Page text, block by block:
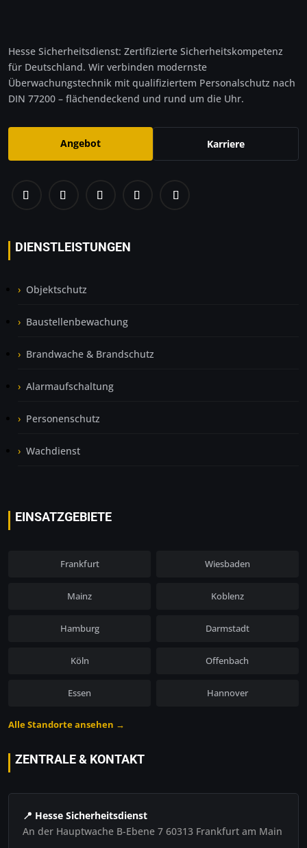
Hesse Sicherheitsdienst: Zertifizierte Sicherheitskompetenz
für Deutschland. Wir verbinden modernste
Überwachungstechnik mit qualifiziertem Personalschutz nach
DIN 77200 – flächendeckend und rund um die Uhr.
Angebot Karriere
DIENSTLEISTUNGEN
Objektschutz
Baustellenbewachung
Brandwache & Brandschutz
Alarmaufschaltung
Personenschutz
Wachdienst
EINSATZGEBIETE
Frankfurt Wiesbaden
Mainz Koblenz
Hamburg Darmstadt
Köln Offenbach
Essen Hannover
Alle Standorte ansehen →
ZENTRALE & KONTAKT
📍 Hesse Sicherheitsdienst
An der Hauptwache B-Ebene 7 60313 Frankfurt am Main